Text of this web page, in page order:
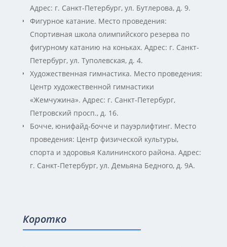
Адрес: г. Санкт-Петербург, ул. Бутлерова, д. 9.
Фигурное катание. Место проведения:
Спортивная школа олимпийского резерва по
фигурному катанию на коньках. Адрес: г. Санкт-
Петербург, ул. Туполевская, д. 4.
Художественная гимнастика. Место проведения:
Центр художественной гимнастики
«Жемчужина». Адрес: г. Санкт-Петербург,
Петровский просп., д. 16.
Бочче, юнифайд-бочче и пауэрлифтинг. Место
проведения: Центр физической культуры,
спорта и здоровья Калининского района. Адрес:
г. Санкт-Петербург, ул. Демьяна Бедного, д. 9А.
Коротко